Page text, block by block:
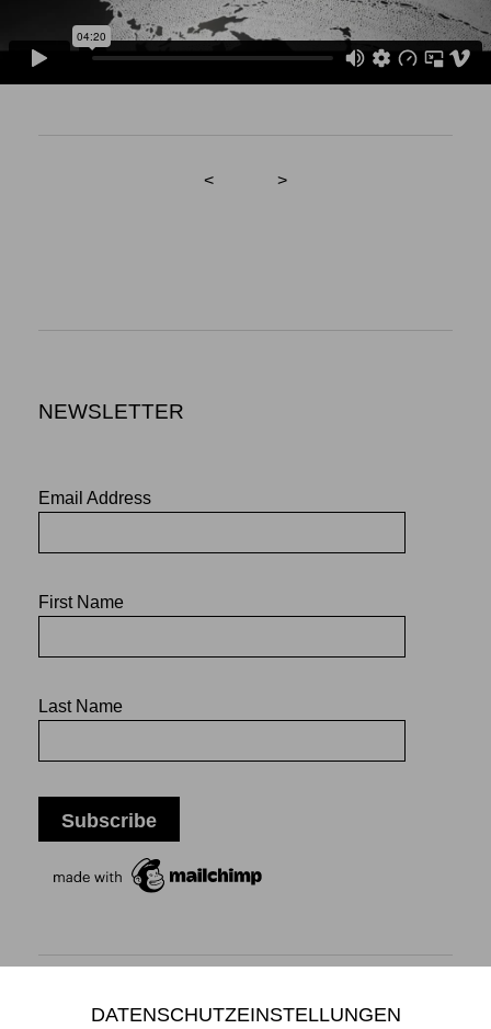
< >
NEWSLETTER
Email Address
First Name
Last Name
Mikiko Sato Gallery ı Klosterwall 13 ı 20095 Hamburg
DATENSCHUTZEINSTELLUNGEN